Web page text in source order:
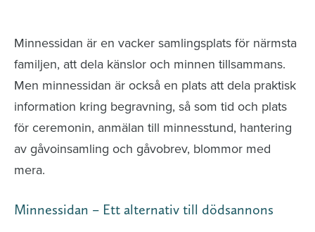
Minnessidan är en vacker samlingsplats för närmsta
familjen, att dela känslor och minnen tillsammans.
Men minnessidan är också en plats att dela praktisk
information kring begravning, så som tid och plats
för ceremonin, anmälan till minnesstund, hantering
av gåvoinsamling och gåvobrev, blommor med
mera.
Minnessidan – Ett alternativ till dödsannons